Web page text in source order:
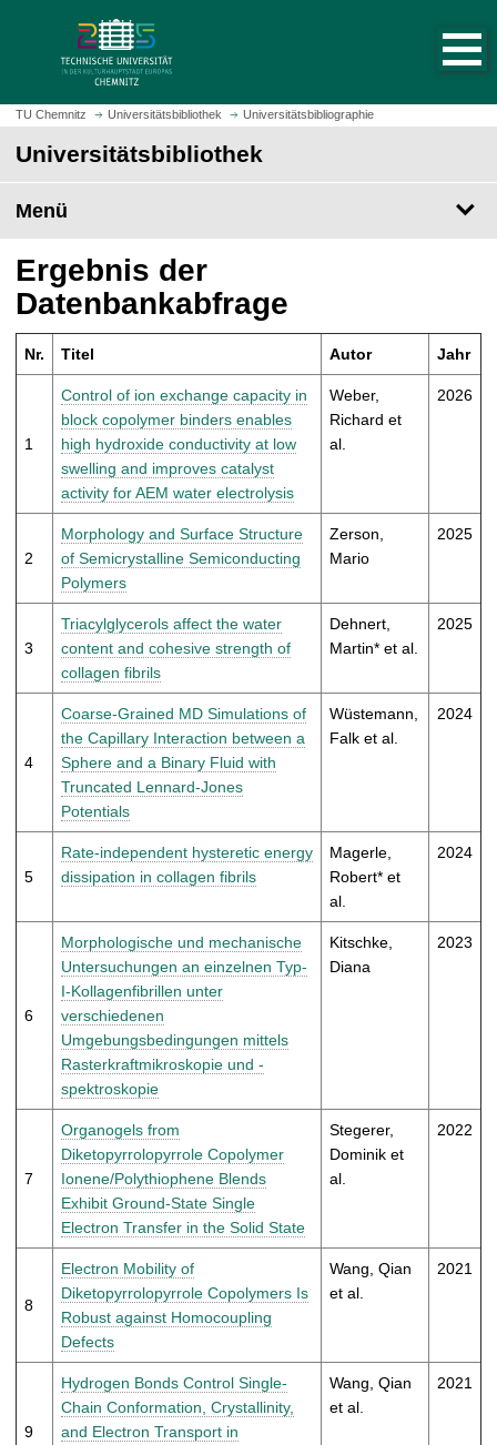
z
m
t
e
i
t
u
f
u
f
TU Chemnitz Universitätsbibliothek Universitätsbibliographie
Universitätsbibliothek
Menü
Ergebnis der
Datenbankabfrage
Nr. Titel Autor Jahr
1
Control of ion exchange capacity in
block copolymer binders enables
high hydroxide conductivity at low
swelling and improves catalyst
activity for AEM water electrolysis
Weber,
Richard et
al.
2026
2
Morphology and Surface Structure
of Semicrystalline Semiconducting
Polymers
Zerson,
Mario
2025
3
Triacylglycerols affect the water
content and cohesive strength of
collagen fibrils
Dehnert,
Martin* et al.
2025
4
Coarse-Grained MD Simulations of
the Capillary Interaction between a
Sphere and a Binary Fluid with
Truncated Lennard-Jones
Potentials
Wüstemann,
Falk et al.
2024
5
Rate-independent hysteretic energy
dissipation in collagen fibrils
Magerle,
Robert* et
al.
2024
6
Morphologische und mechanische
Untersuchungen an einzelnen Typ-
I-Kollagenfibrillen unter
verschiedenen
Umgebungsbedingungen mittels
Rasterkraftmikroskopie und -
spektroskopie
Kitschke,
Diana
2023
7
Organogels from
Diketopyrrolopyrrole Copolymer
Ionene/Polythiophene Blends
Exhibit Ground-State Single
Electron Transfer in the Solid State
Stegerer,
Dominik et
al.
2022
8
Electron Mobility of
Diketopyrrolopyrrole Copolymers Is
Robust against Homocoupling
Defects
Wang, Qian
et al.
2021
9
Hydrogen Bonds Control Single-
Chain Conformation, Crystallinity,
and Electron Transport in
Wang, Qian
et al.
2021